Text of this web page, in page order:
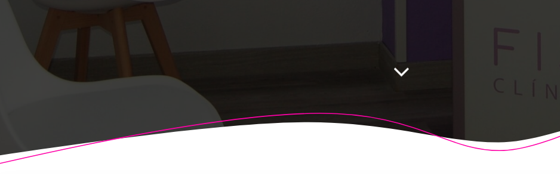
© 2026 Fisioalcón. Construido utilizando WordPress y elHighlight Theme